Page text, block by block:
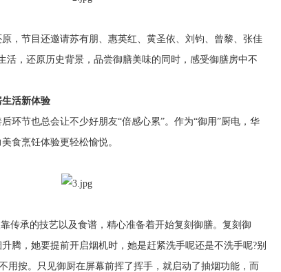
节目还邀请苏有朋、惠英红、黄圣依、刘钧、曾黎、张佳
活，还原历史背景，品尝御膳美味的同时，感受御膳房中不
活新体验
节也总会让不少好朋友“倍感心累”。作为“御用”厨电，华
食烹饪体验更轻松愉悦。
承的技艺以及食谱，精心准备着开始复刻御膳。复刻御
腾，她要提前开启烟机时，她是赶紧洗手呢还是不洗手呢?别
用按。只见御厨在屏幕前挥了挥手，就启动了抽烟功能，而